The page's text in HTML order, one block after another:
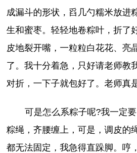
成漏斗的形状，舀几勺糯米放进
生和蜜枣。轻轻地卷粽叶，折了
皮地裂开嘴，一粒粒白花花、亮
了。我十分着急，只好请老师教
对折，一下子就包好了。老师真是
可是怎么系粽子呢?我一定
粽绳，齐腰缠上，可是，调皮的
都无法固定，我急得直跺脚。哼